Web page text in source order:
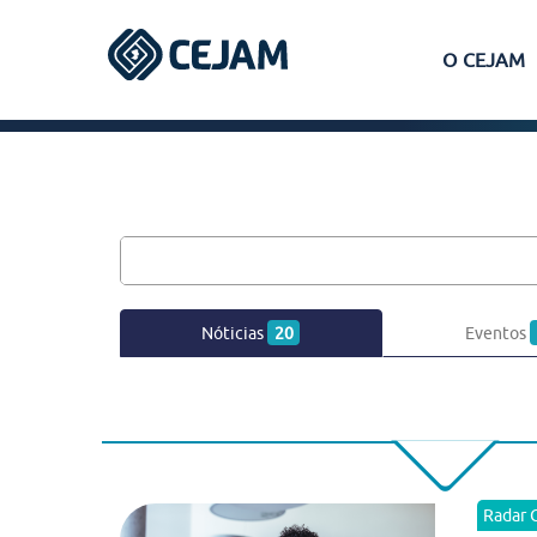
O CEJAM
Ferraz de Vasconcelos
Lins
Peruíbe
Nóticias 20 Eventos
Radar